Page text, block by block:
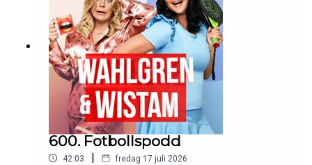
600. Fotbollspodd
42:03 | fredag 17 juli 2026